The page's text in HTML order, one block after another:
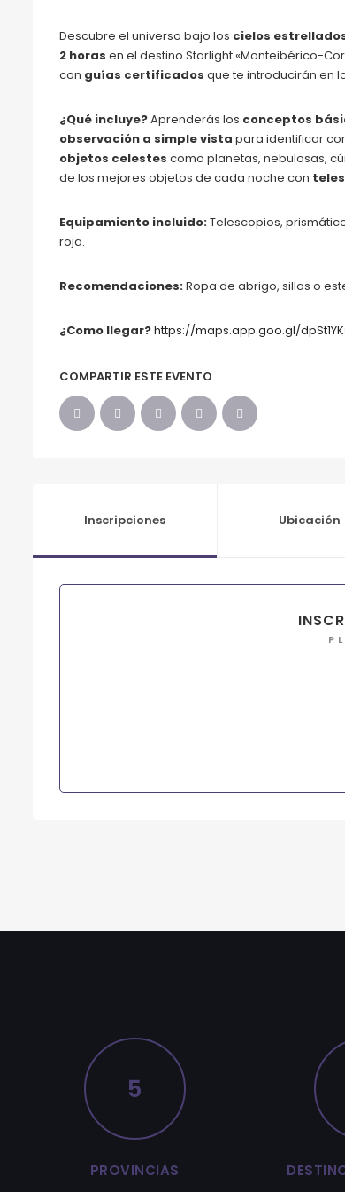
Descubre el universo bajo los cielos
2 horas en el destino Starlight «Monteibérico-
con guías certificados que te introducirán en
¿Qué incluye?Aprenderás los conceptos
observación a simple vista para identificar
objetos celestes como planetas, nebulosas,
de los mejores objetos de cada noche con
Equipamiento incluido:Telescopios,
roja.
Recomendaciones:Ropa de abrigo, sillas o
¿Como llegar?https://maps.app.goo.gl/
COMPARTIR ESTE EVENTO
Inscripciones Ubicación
5
PROVINCIAS